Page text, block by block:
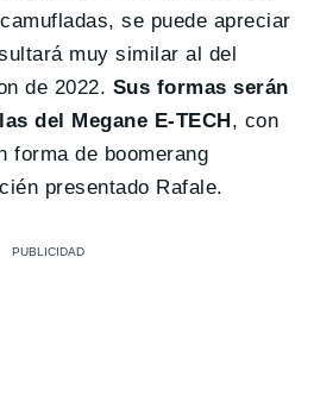
se puede apreciar
muy similar al del
de 2022. Sus formas serán
del Megane E-TECH, con
forma de boomerang
presentado Rafale.